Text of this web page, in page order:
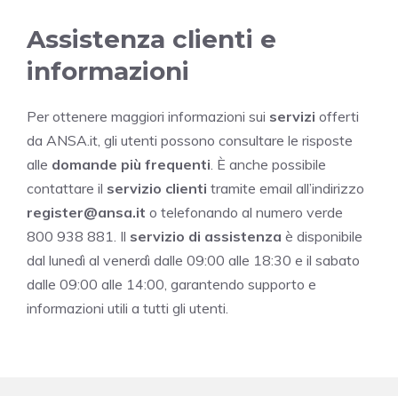
Assistenza clienti e
informazioni
Per ottenere maggiori informazioni sui servizi offerti
da ANSA.it, gli utenti possono consultare le risposte
alle domande più frequenti. È anche possibile
contattare il servizio clienti tramite email all’indirizzo
register@ansa.it o telefonando al numero verde
800 938 881. Il servizio di assistenza è disponibile
dal lunedì al venerdì dalle 09:00 alle 18:30 e il sabato
dalle 09:00 alle 14:00, garantendo supporto e
informazioni utili a tutti gli utenti.